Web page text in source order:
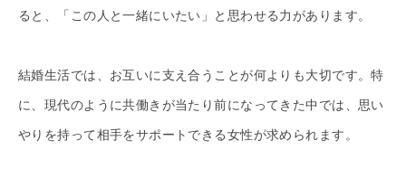
ると、「この人と一緒にいたい」と思わせる力があります。
結婚生活では、お互いに支え合うことが何よりも大切です。特
に、現代のように共働きが当たり前になってきた中では、思い
やりを持って相手をサポートできる女性が求められます。